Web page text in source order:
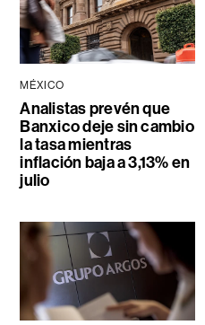
MÉXICO
Analistas prevén que
Banxico deje sin cambio
la tasa mientras
inflación baja a 3,13% en
julio